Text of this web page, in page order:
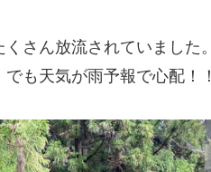
さん放流されていました。
も天気が雨予報で心配！！